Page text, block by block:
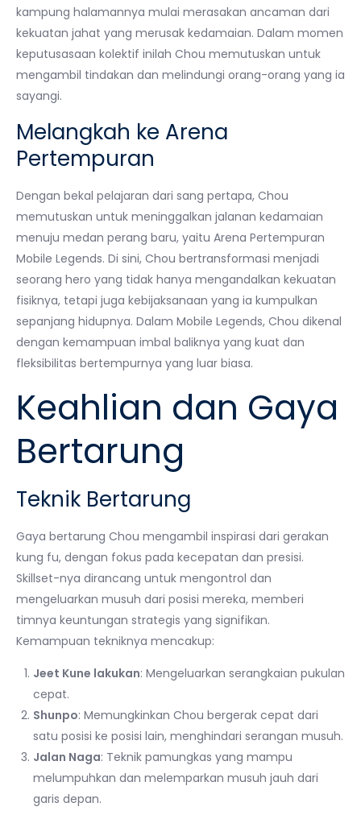
kampung halamannya mulai merasakan ancaman dari
kekuatan jahat yang merusak kedamaian. Dalam momen
keputusasaan kolektif inilah Chou memutuskan untuk
mengambil tindakan dan melindungi orang-orang yang ia
sayangi.
Melangkah ke Arena
Pertempuran
Dengan bekal pelajaran dari sang pertapa, Chou
memutuskan untuk meninggalkan jalanan kedamaian
menuju medan perang baru, yaitu Arena Pertempuran
Mobile Legends. Di sini, Chou bertransformasi menjadi
seorang hero yang tidak hanya mengandalkan kekuatan
fisiknya, tetapi juga kebijaksanaan yang ia kumpulkan
sepanjang hidupnya. Dalam Mobile Legends, Chou dikenal
dengan kemampuan imbal baliknya yang kuat dan
fleksibilitas bertempurnya yang luar biasa.
Keahlian dan Gaya
Bertarung
Teknik Bertarung
Gaya bertarung Chou mengambil inspirasi dari gerakan
kung fu, dengan fokus pada kecepatan dan presisi.
Skillset-nya dirancang untuk mengontrol dan
mengeluarkan musuh dari posisi mereka, memberi
timnya keuntungan strategis yang signifikan.
Kemampuan tekniknya mencakup:
Jeet Kune lakukan: Mengeluarkan serangkaian pukulan
cepat.
Shunpo: Memungkinkan Chou bergerak cepat dari
satu posisi ke posisi lain, menghindari serangan musuh.
Jalan Naga: Teknik pamungkas yang mampu
melumpuhkan dan melemparkan musuh jauh dari
garis depan.